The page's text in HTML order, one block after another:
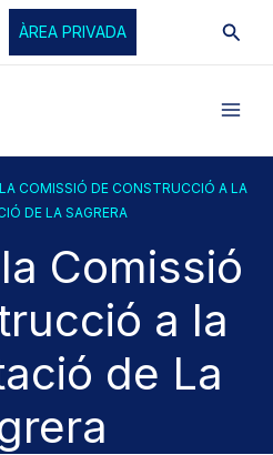
ÀREA PRIVADA
COMISSIÓ DE CONSTRUCCIÓ A LA
DE LA SAGRERA
Comissió
a la
de La